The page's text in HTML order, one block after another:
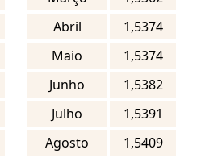
Abril
1,5374
Maio
1,5374
Junho
1,5382
Julho
1,5391
Agosto
1,5409